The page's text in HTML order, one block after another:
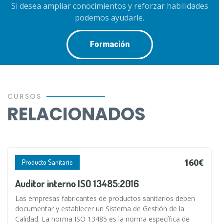
Si desea ampliar conocimientos y reforzar habilidades
podemos ayudarle.
Formación
CURSOS
RELACIONADOS
Producto Sanitario 160€
Auditor interno ISO 13485:2016
Las empresas fabricantes de productos sanitarios deben
documentar y establecer un Sistema de Gestión de la
Calidad. La norma ISO 13485 es la norma específica de